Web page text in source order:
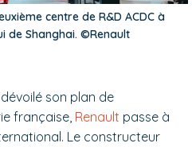
centre de R&D ACDC à
de Shanghai. ©Renault
son plan de
française, Renault passe à
Le constructeur